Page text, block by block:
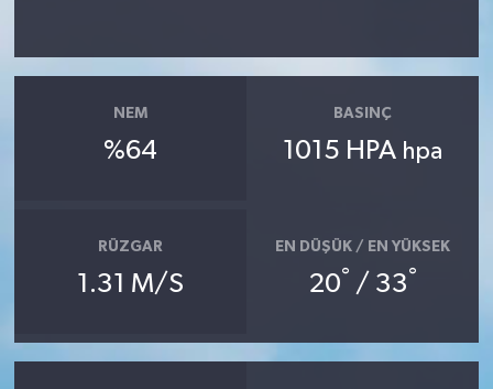
NEM
%64
BASINÇ
1015 HPA hpa
RÜZGAR
1.31 M/S
EN DÜŞÜK / EN YÜKSEK
20° / 33°